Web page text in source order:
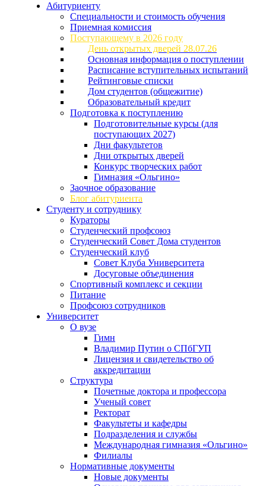
Абитуриенту
Специальности и стоимость обучения
Приемная комиссия
Поступающему в 2026 году
День открытых дверей 28.07.26
Основная информация о поступлении
Расписание вступительных испытаний
Рейтинговые списки
Дом студентов (общежитие)
Образовательный кредит
Подготовка к поступлению
Подготовительные курсы (для
поступающих 2027)
Дни факультетов
Дни открытых дверей
Конкурс творческих работ
Гимназия «Ольгино»
Заочное образование
Блог абитуриента
Студенту и сотруднику
Кураторы
Студенческий профсоюз
Студенческий Совет Дома студентов
Студенческий клуб
Совет Клуба Университета
Досуговые объединения
Спортивный комплекс и секции
Питание
Профсоюз сотрудников
Университет
О вузе
Гимн
Владимир Путин о СПбГУП
Лицензия и свидетельство об
аккредитации
Структура
Почетные доктора и профессора
Ученый совет
Ректорат
Факультеты и кафедры
Подразделения и службы
Международная гимназия «Ольгино»
Филиалы
Нормативные документы
Новые документы